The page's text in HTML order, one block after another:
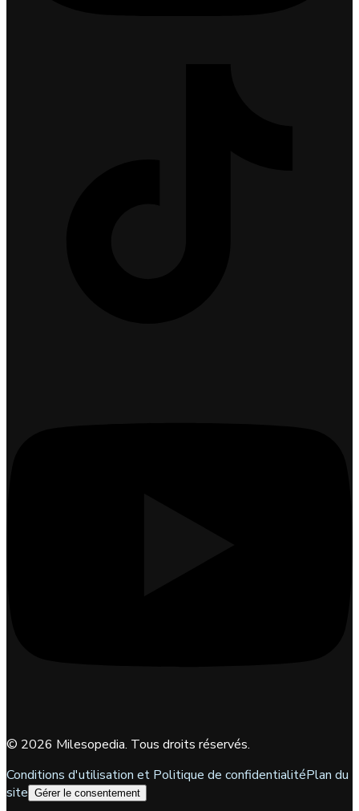
© 2026 Milesopedia. Tous droits réservés.
Conditions d'utilisation et Politique de confidentialitéPlan du
site Gérer le consentement